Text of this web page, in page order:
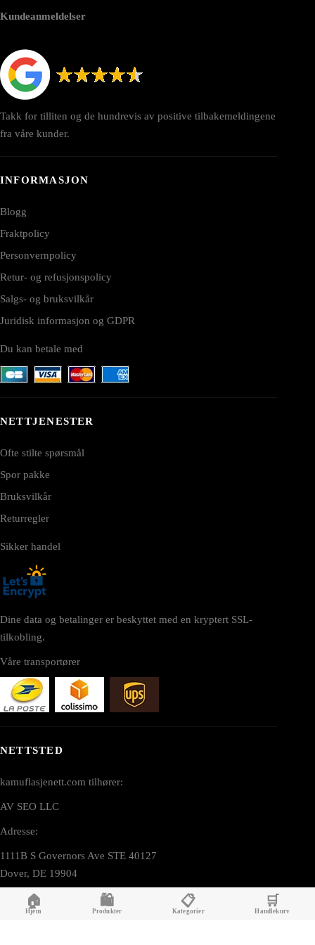
Kundeanmeldelser
Takk for tilliten og de hundrevis av positive tilbakemeldingene
fra våre kunder.
INFORMASJON
Blogg
Fraktpolicy
Personvernpolicy
Retur- og refusjonspolicy
Salgs- og bruksvilkår
Juridisk informasjon og GDPR
Du kan betale med
NETTJENESTER
Ofte stilte spørsmål
Spor pakke
Bruksvilkår
Returregler
Sikker handel
Dine data og betalinger er beskyttet med en kryptert SSL-
tilkobling.
Våre transportører
NETTSTED
kamuflasjenett.com tilhører:
AV SEO LLC
Adresse:
1111B S Governors Ave STE 40127
Dover, DE 19904
USA
🏠
Hjem
🛍️
Produkter
📋
Kategorier
🛒
Handlekurv